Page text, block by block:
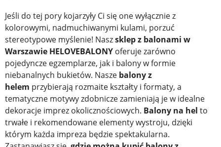
Jeśli do tej pory kojarzyły Ci się one wyłącznie z
kolorowymi, nadmuchiwanymi kulami, porzuć
stereotypowe myślenie! Naszsklep z balonami w
Warszawie HELOVEBALONY oferuje zarówno
pojedyncze egzemplarze, jak i balony w formie
niebanalnych bukietów. Nasze balony z
helem przybierają rozmaite kształty i formaty, a
tematyczne motywy zdobnicze zamieniają je w idealne
dekoracje imprez okolicznościowych. Balony na hel to
trwałe i rekomendowane elementy wystroju, dzięki
którym każda impreza będzie spektakularna.